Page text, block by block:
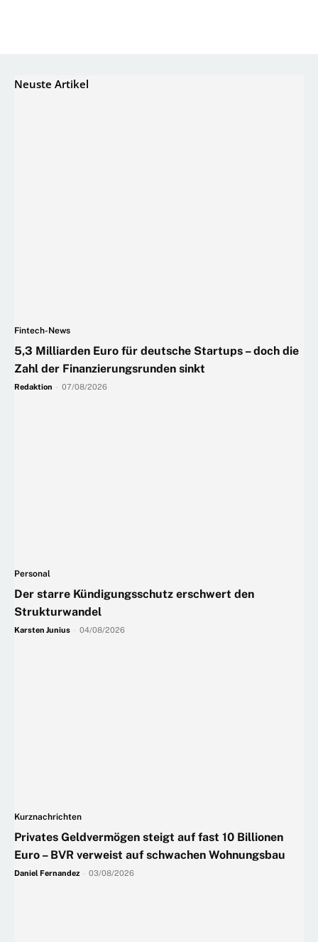
Neuste Artikel
Fintech-News
5,3 Milliarden Euro für deutsche Startups – doch die
Zahl der Finanzierungsrunden sinkt
Redaktion 07/08/2026
Personal
Der starre Kündigungsschutz erschwert den
Strukturwandel
Karsten Junius 04/08/2026
Kurznachrichten
Privates Geldvermögen steigt auf fast 10 Billionen
Euro – BVR verweist auf schwachen Wohnungsbau
Daniel Fernandez 03/08/2026